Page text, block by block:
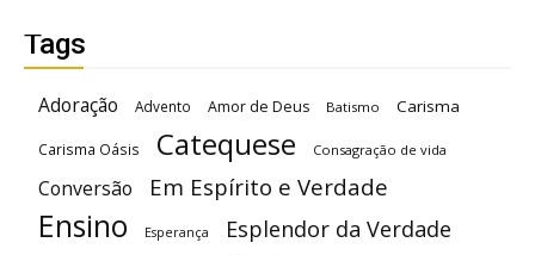
Tags
Adoração Advento Amor de Deus Batismo Carisma
Carisma Oásis Catequese Consagração de vida
Conversão Em Espírito e Verdade
Ensino Esperança Esplendor da Verdade